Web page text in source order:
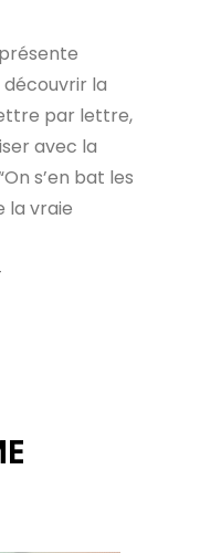
la
par lettre,
avec la
s’en bat les
la vraie